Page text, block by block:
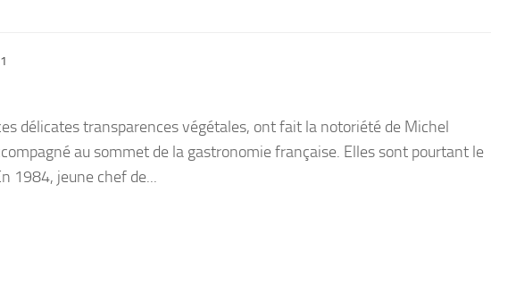
délicates transparences végétales, ont fait la notoriété de Michel
au sommet de la gastronomie française. Elles sont pourtant le
1984, jeune chef de...